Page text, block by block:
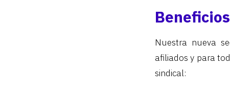
Nuestra nueva
afiliados y para
sindical: